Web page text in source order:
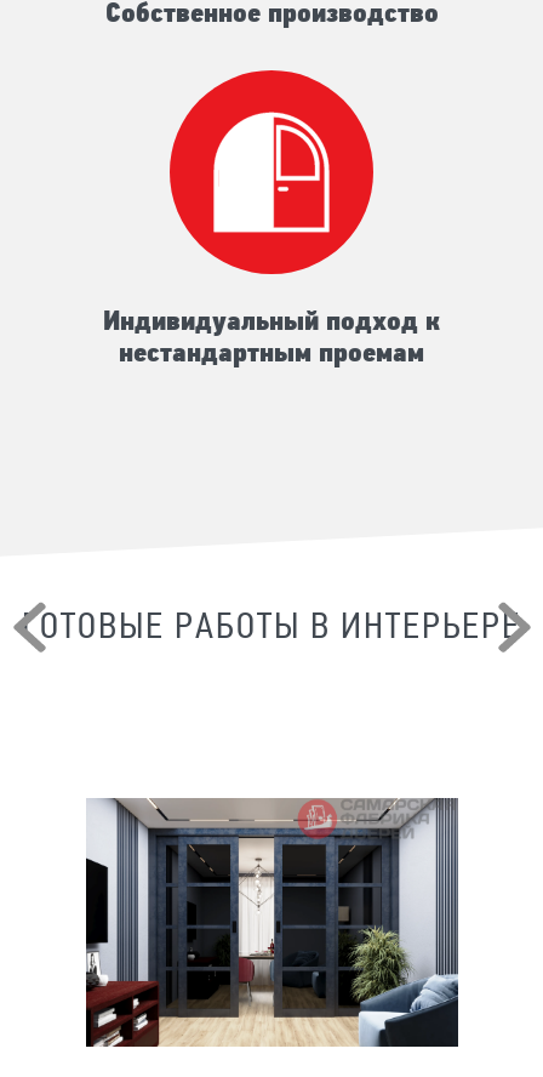
Собственное производство
Индивидуальный подход к
нестандартным проемам
ГОТОВЫЕ РАБОТЫ В ИНТЕРЬЕРЕ